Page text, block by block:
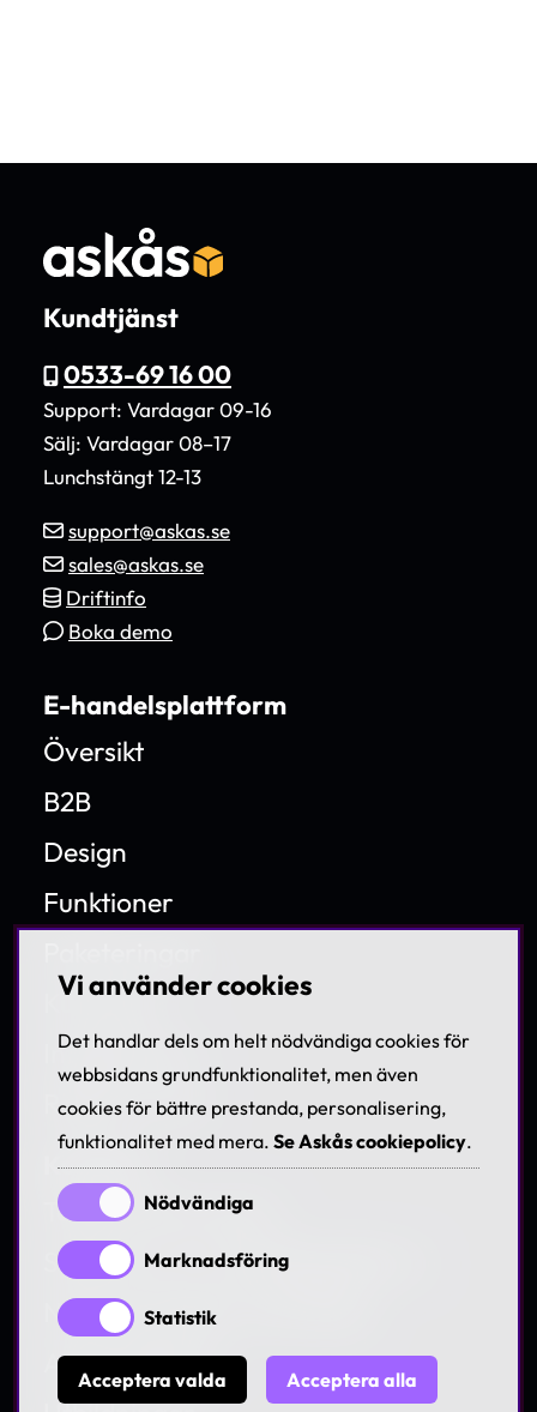
Kundtjänst
0533-69 16 00
Support: Vardagar 09-16
Sälj: Vardagar 08–17
Lunchstängt 12-13
support@askas.se
sales@askas.se
Driftinfo
Boka demo
E-handelsplattform
Översikt
B2B
Design
Funktioner
Kundcase
Integrationer
Release notes
Kunskap
Teknisk information
Så byter du e-handelsplattform
Nya marknader med Askås
Askås Webinar
Vi använder cookies
Det handlar dels om helt nödvändiga cookies för
webbsidans grundfunktionalitet, men även
cookies för bättre prestanda, personalisering,
funktionalitet med mera. Se Askås cookiepolicy.
Nödvändiga
Marknadsföring
Statistik
Acceptera valda Acceptera alla